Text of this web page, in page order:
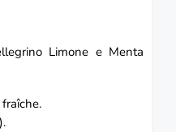
Limone e Menta
.